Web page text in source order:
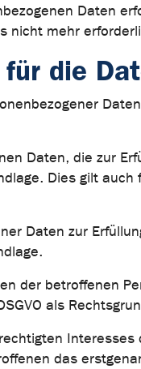
Daten
nicht mehr
die
Daten, die zur
Dies gilt
Daten zur
der betroffenen
als
das